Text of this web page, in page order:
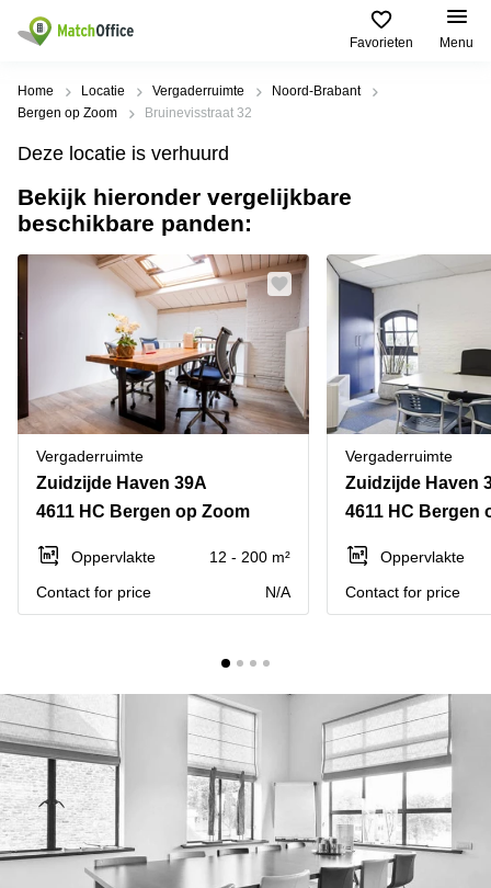
Favorieten Menu
Huren / Verhuren
Productpagina's
Kantoorruimten
Business
Flexplekken
Coworking
Vergaderruimten
Virtueel
Kantoor
Bedrijfsruimte
Populaire
Steden
Alkmaar
Zoom
Amersfoort
Breda
Hengelo
Hilversum
Hoofddorp
Tiel
Tilburg
Zwolle
Amsterdam
Westpoort
Populaire
zoekopdrachten
Kantoorruimte
in Breda
Kantoor
Kantoor
huren
Tiel
Kantoor
huren
Reeuwijk
Business
Arnhem
Westpoort
Business
center
Hilversum
Business
center
Den
Haag
Help
Over ons
Voeg je kantoorruimte toe
Home Locatie Vergaderruimte
Noord-Brabant
Bergen op Zoom
Bruinevisstraat 32
Deze locatie is verhuurd
Bekijk hieronder vergelijkbare
beschikbare panden:
Vergaderruimte
Zuidzijde Haven 39A
4611 HC Bergen op Zoom
Oppervlakte
12 - 200 m²
Contact for price
N/A
Vergaderruimte
Zuidzijde Haven
4611 HC Bergen
Oppervlakte
Contact for price